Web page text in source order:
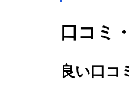
口コミ
良い口コ